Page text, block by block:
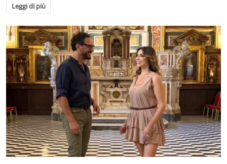
Leggi di più